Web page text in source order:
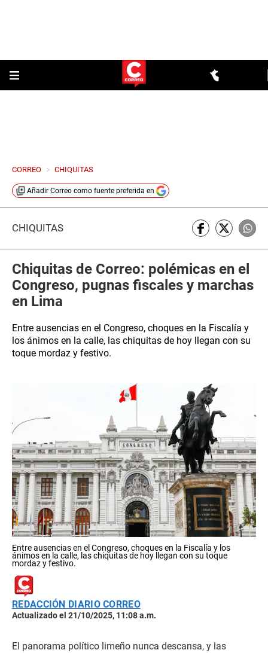
CORREO > CHIQUITAS
Añadir Correo como fuente preferida en
CHIQUITAS
Chiquitas de Correo: polémicas en el
Congreso, pugnas fiscales y marchas
en Lima
Entre ausencias en el Congreso, choques en la Fiscalía y
los ánimos en la calle, las chiquitas de hoy llegan con su
toque mordaz y festivo.
Entre ausencias en el Congreso, choques en la Fiscalía y los
ánimos en la calle, las chiquitas de hoy llegan con su toque
mordaz y festivo.
REDACCIÓN DIARIO CORREO
Actualizado el 21/10/2025, 11:08 a.m.
El panorama político limeño nunca descansa, y las